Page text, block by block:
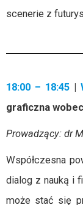
scenerie z
18:00 – 18:45 |
graficzna
Prowadzący: dr
Współczesna
dialog z nauką i
może stać się